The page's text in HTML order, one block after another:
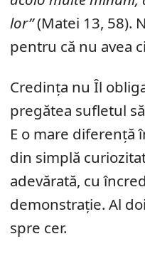
lor”(Matei 13, 58).
pentru că nu avea
Credința nu Îl
pregătea sufletul
E o mare diferență
din simplă
adevărată, cu
demonstrație. Al
spre cer.